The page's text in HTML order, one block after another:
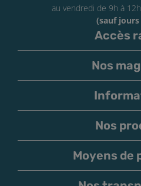
au vendredi de 9h à
(sauf jours
Accès
Nos
Nos
Moyens de